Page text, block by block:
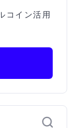
コイン活用